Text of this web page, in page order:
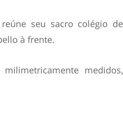
seu sacro colégio de
à frente.
medidos,